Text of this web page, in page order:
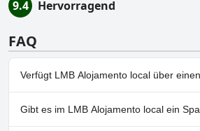
9.4 Hervorragend
FAQ
Verfügt LMB Alojamento local über
Nein, LMB Alojamento local hat keinen
Gibt es im LMB Alojamento local ein